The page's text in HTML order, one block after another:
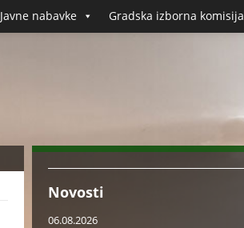
Javne nabavke Gradska izborna komisija
Novosti
06.08.2026